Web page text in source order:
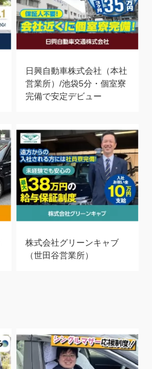
日興自動車株式会社（本社
営業所）/池袋5分・個室寮
完備で安定デビュー
株式会社グリーンキャブ
（世田谷営業所）